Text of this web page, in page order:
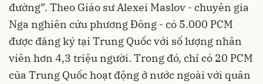
đường”. Theo Giáo sư Alexei Maslov - chuyên gia
Nga nghiên cứu phương Đông - có 5.000 PCM
được đăng ký tại Trung Quốc với số lượng nhân
viên hơn 4,3 triệu người. Trong đó, chỉ có 20 PCM
của Trung Quốc hoạt động ở nước ngoài với quân